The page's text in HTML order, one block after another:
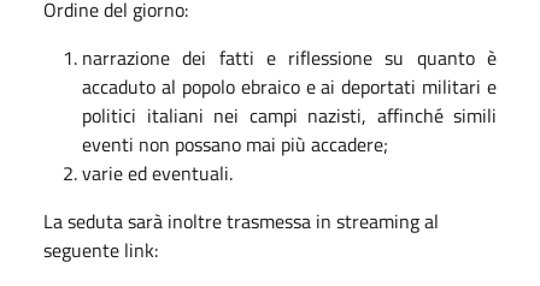
Ordine del giorno:
narrazione dei fatti e riflessione su quanto è
accaduto al popolo ebraico e ai deportati militari e
politici italiani nei campi nazisti, affinché simili
eventi non possano mai più accadere;
varie ed eventuali.
La seduta sarà inoltre trasmessa in streaming al
seguente link: